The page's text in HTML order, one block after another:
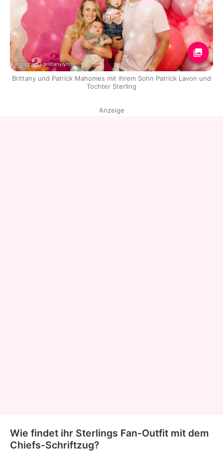
Instagram / brittanylynne
Brittany und Patrick Mahomes mit ihrem Sohn Patrick Lavon und
Tochter Sterling
Anzeige
Wie findet ihr Sterlings Fan-Outfit mit dem
Chiefs-Schriftzug?